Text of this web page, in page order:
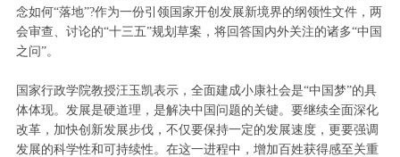
念如何“落地”?作为一份引领国家开创发展新境界的纲领性文件，两
会审查、讨论的“十三五”规划草案，将回答国内外关注的诸多“中国
之问”。
国家行政学院教授汪玉凯表示，全面建成小康社会是“中国梦”的具
体体现。发展是硬道理，是解决中国问题的关键。要继续全面深化
改革，加快创新发展步伐，不仅要保持一定的发展速度，更要强调
发展的科学性和可持续性。在这一进程中，增加百姓获得感至关重